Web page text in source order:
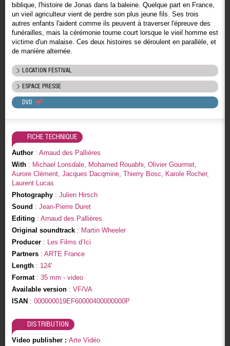
biblique, l'histoire de Jonas dans la baleine. Quelque part en France,
un vieil agriculteur vient de perdre son plus jeune fils. Ses trois
autres enfants l'aident comme ils peuvent à traverser l'épreuve des
funérailles, mais la cérémonie tourne court lorsque le vieil homme est
victime d'un malaise. Ces deux histoires se déroulent en parallèle, et
de manière alternée.
LOCATION FESTIVAL
ESPACE PRESSE
DVD
FICHE TECHNIQUE
Author: Arnaud des Pallières
With: Michael Lonsdale, Mohamed Rouabhi, Olivier Gourmet,
Aurore Clément, Jacques Dacqmine, Thierry Bosc, Karole Rocher,
Laurent Lucas
Photography: Julien Hirsch
Sound : Jean-Pierre Duret
Editing : Arnaud des Pallières
Original soundtrack: Martin Wheeler
Producer: Les Films d’Ici
Partners: ARTE France
Length: 124'
Format: 35 mm - video
Available version: VF/VA
ISAN : 000000019EF60000400000000P
DISTRIBUTION
Video publisher : Arte Vidéo